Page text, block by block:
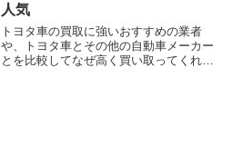
人気
トヨタ車の買取に強いおすすめの業者
や、トヨタ車とその他の自動車メーカー
とを比較してなぜ高く買い取ってくれる